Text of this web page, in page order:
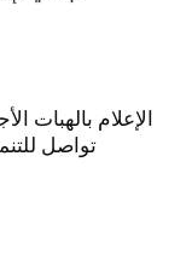
الإعلام بالهبات
تواصل للتنمية